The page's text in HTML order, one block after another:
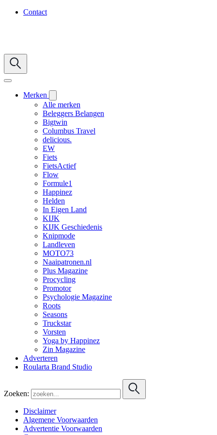
Contact
Merken
Alle merken
Beleggers Belangen
Bigtwin
Columbus Travel
delicious.
EW
Fiets
FietsActief
Flow
Formule1
Happinez
Helden
In Eigen Land
KIJK
KIJK Geschiedenis
Knipmode
Landleven
MOTO73
Naaipatronen.nl
Plus Magazine
Procycling
Promotor
Psychologie Magazine
Roots
Seasons
Truckstar
Vorsten
Yoga by Happinez
Zin Magazine
Adverteren
Roularta Brand Studio
Zoeken:
Disclaimer
Algemene Voorwaarden
Advertentie Voorwaarden